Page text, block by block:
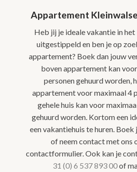
Appartement
Heb jij je ideale vakantie in
uitgestippeld en ben je op
appartement? Boek dan jouw
boven appartement kan
personen gehuurd worden,
appartement voor maximaal 4
gehele huis kan voor
gehuurd worden. Kortom een
een vakantiehuis te huren.
of neem contact met ons
contactformulier. Ook kan je
31 (0) 6 537 893 00of